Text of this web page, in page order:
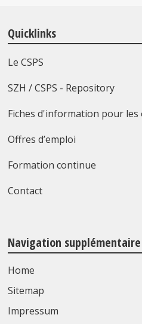
Quicklinks
Le CSPS
SZH / CSPS - Repository
Fiches d'information pour les
Offres d’emploi
Formation continue
Contact
Navigation supplémentaire
Home
Sitemap
Impressum